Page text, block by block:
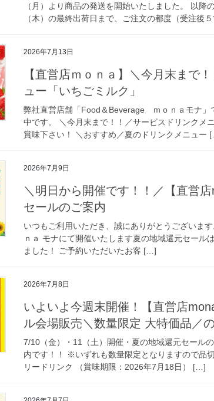
（月）より商品の発送を開始いたしました。 以降
（木）の最終出荷日まで、ご注文の都度（受注後
2026年7月13日
【直営店ｍｏｎａ】＼今月末まで
ュー「いちごミルク」
弊社直営店舗「Food＆Beverage ｍｏｎａモナ」
中です。 ＼今月末まで！！／サービスドリンクメ
賞味下さい！ ＼おすすめ／夏のドリンクメニュー
2026年7月9日
＼明日から開催です！！／【直営
セールのご案内
いつもご利用いただき、誠にありがとうございま
ｎａ モナにて開催いたします夏の地域還元セール
ました！ ご予約いただいたお客 […]
2026年7月8日
いよいよ今週末開催！【直営店
ル会場販売＼数量限定 大特価品／
7/10（金）・11（土）開催・夏の地域還元セール
内です！！ ※いずれも数量限定となりますので品
リードリンク （賞味期限：2026年7月18日） […]